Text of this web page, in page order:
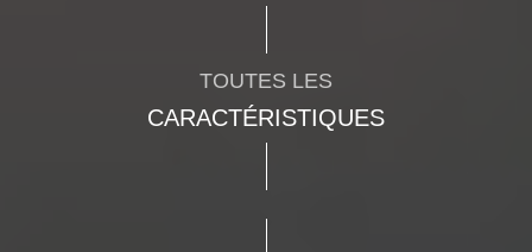
TOUTES LES
CARACTÉRISTIQUES